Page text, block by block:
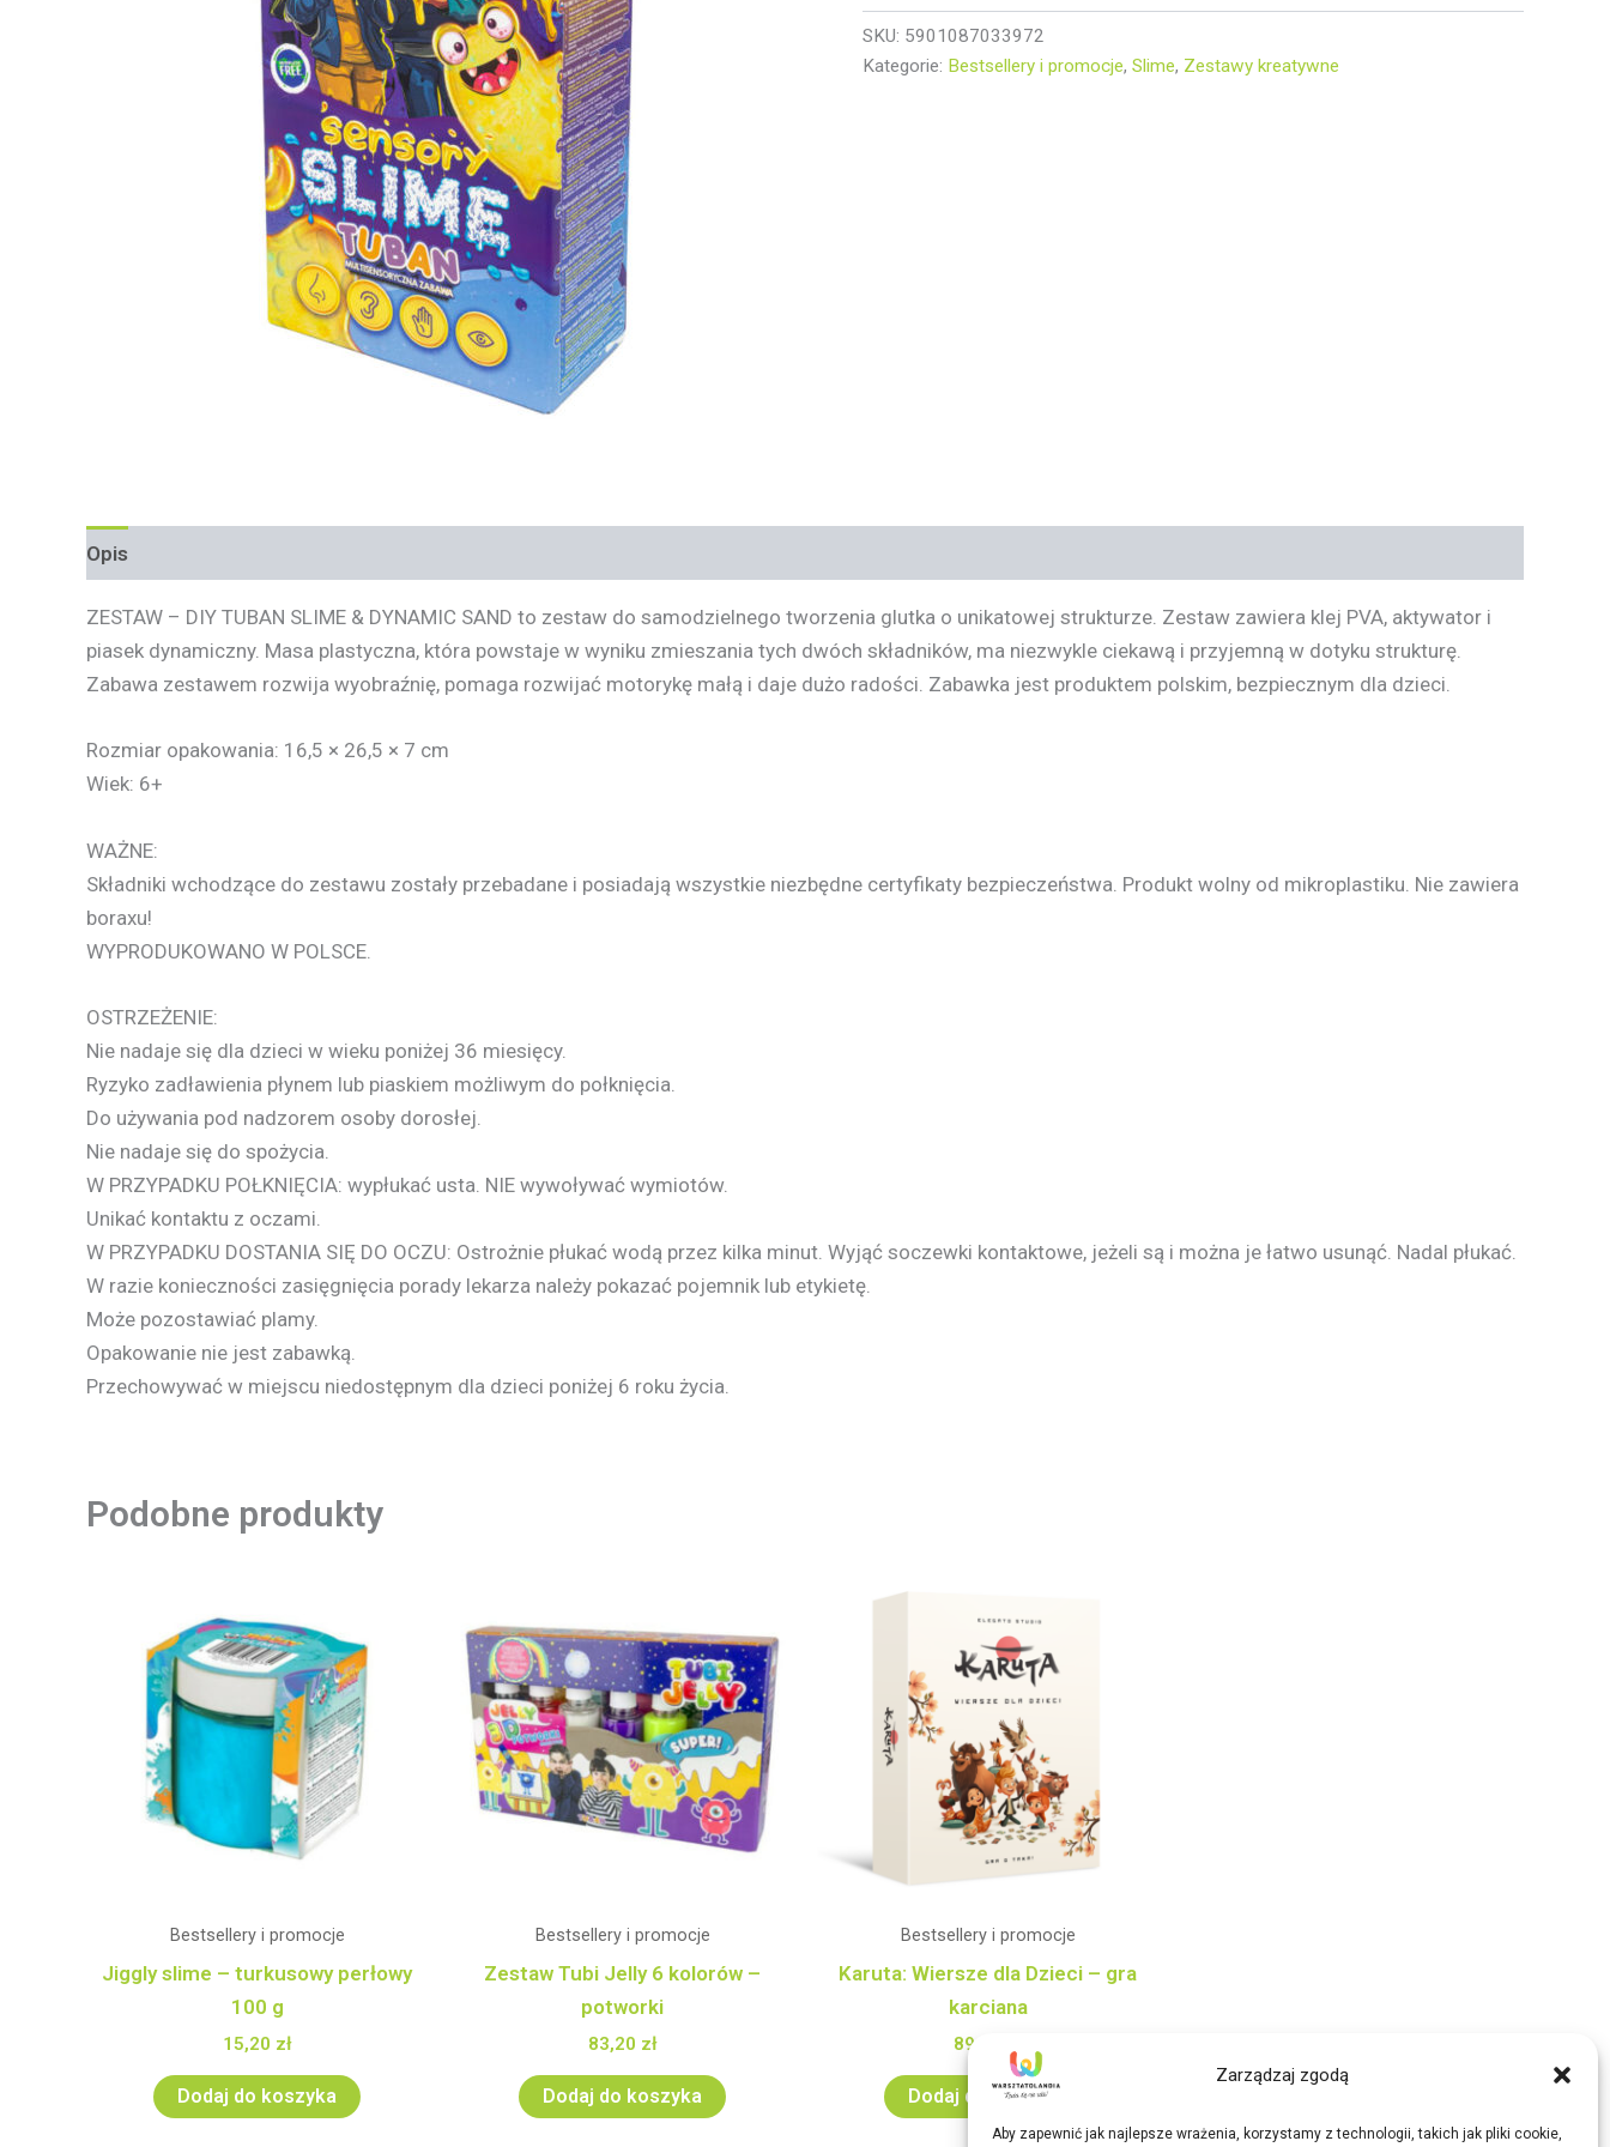
Zarządzaj zgodą
Aby zapewnić jak najlepsze wrażenia, korzystamy z technologii, takich jak pliki cookie,
SKU: 5901087033972
Kategorie: Bestsellery i promocje, Slime, Zestawy kreatywne
Opis
ZESTAW – DIY TUBAN SLIME & DYNAMIC SAND to zestaw do samodzielnego tworzenia glutka o unikatowej strukturze. Zestaw zawiera klej PVA, aktywator i
piasek dynamiczny. Masa plastyczna, która powstaje w wyniku zmieszania tych dwóch składników, ma niezwykle ciekawą i przyjemną w dotyku strukturę.
Zabawa zestawem rozwija wyobraźnię, pomaga rozwijać motorykę małą i daje dużo radości. Zabawka jest produktem polskim, bezpiecznym dla dzieci.
Rozmiar opakowania: 16,5 × 26,5 × 7 cm
Wiek: 6+
WAŻNE:
Składniki wchodzące do zestawu zostały przebadane i posiadają wszystkie niezbędne certyfikaty bezpieczeństwa. Produkt wolny od mikroplastiku. Nie zawiera
boraxu!
WYPRODUKOWANO W POLSCE
OSTRZEŻENIE:
Nie nadaje się dla dzieci w wieku poniżej 36 miesięcy.
Ryzyko zadławienia płynem lub piaskiem możliwym do połknięcia.
Do używania pod nadzorem osoby dorosłej.
Nie nadaje się do spożycia.
W PRZYPADKU POŁKNIĘCIA: wypłukać usta. NIE wywoływać wymiotów.
Unikać kontaktu z oczami.
W PRZYPADKU DOSTANIA SIĘ DO OCZU: Ostrożnie płukać wodą przez kilka minut. Wyjąć soczewki kontaktowe, jeżeli są i można je łatwo usunąć. Nadal płukać.
W razie konieczności zasięgnięcia porady lekarza należy pokazać pojemnik lub etykietę.
Może pozostawiać plamy.
Opakowanie nie jest zabawką.
Przechowywać w miejscu niedostępnym dla dzieci poniżej 6 roku życia.
Podobne produkty
Bestsellery i promocje
Jiggly slime – turkusowy perłowy
100 g
15,20 zł
Dodaj do koszyka
Bestsellery i promocje
Zestaw Tubi Jelly 6 kolorów –
potworki
83,20 zł
Dodaj do koszyka
Bestsellery i promocje
Karuta: Wiersze dla Dzieci – gra
karciana
89,99
Dodaj do koszyka